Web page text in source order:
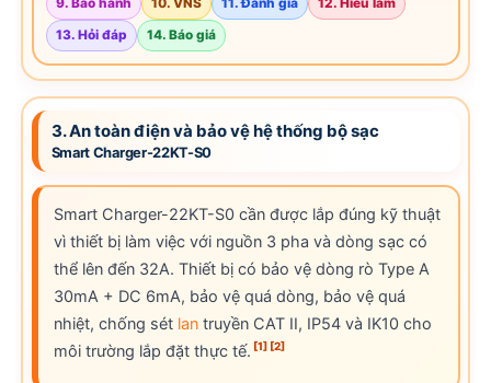
9. Bảo hành 10. VNS 11. Đánh giá 12. Hiểu lầm
13. Hỏi đáp 14. Báo giá
3. An toàn điện và bảo vệ hệ thống bộ sạc
Smart Charger-22KT-S0
Smart Charger-22KT-S0 cần được lắp đúng kỹ thuật
vì thiết bị làm việc với nguồn 3 pha và dòng sạc có
thể lên đến 32A. Thiết bị có bảo vệ dòng rò Type A
30mA + DC 6mA, bảo vệ quá dòng, bảo vệ quá
nhiệt, chống sét lantruyền CAT II, IP54 và IK10 cho
môi trường lắp đặt thực tế. [1] [2]